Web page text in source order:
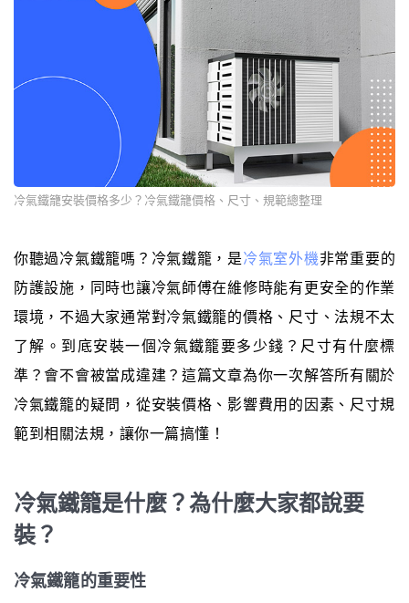
冷氣鐵籠安裝價格多少？冷氣鐵籠價格、尺寸、規範總整理
你聽過冷氣鐵籠嗎？冷氣鐵籠，是冷氣室外機非常重要的
防護設施，同時也讓冷氣師傅在維修時能有更安全的作業
環境，不過大家通常對冷氣鐵籠的價格、尺寸、法規不太
了解。到底安裝一個冷氣鐵籠要多少錢？尺寸有什麼標
準？會不會被當成違建？這篇文章為你一次解答所有關於
冷氣鐵籠的疑問，從安裝價格、影響費用的因素、尺寸規
範到相關法規，讓你一篇搞懂！
冷氣鐵籠是什麼？為什麼大家都說要
裝？
冷氣鐵籠的重要性